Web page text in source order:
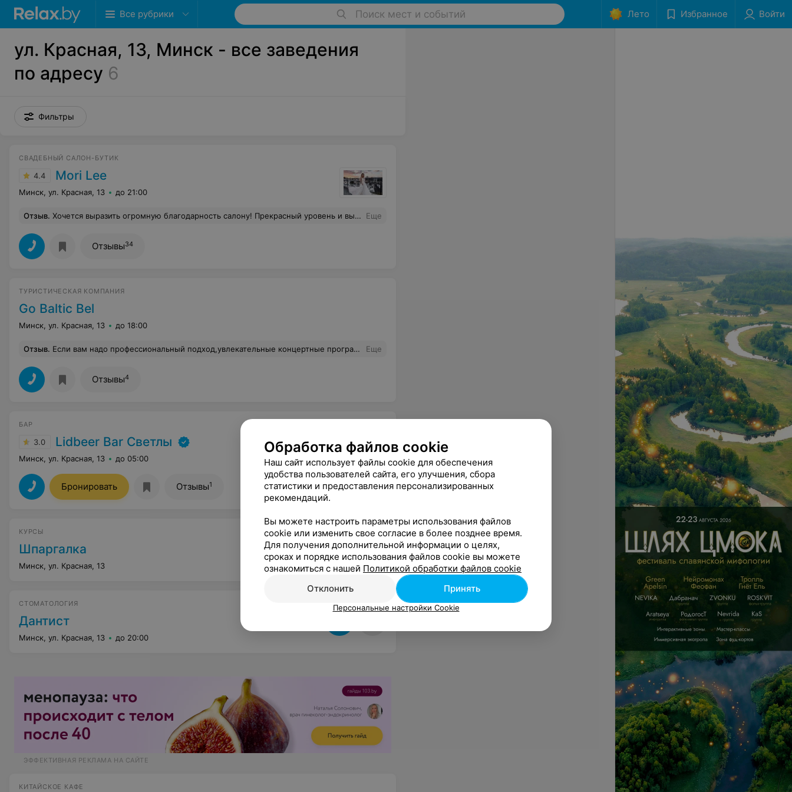
Все рубрики Поиск мест и событий Лето Избранное Войти
ул. Красная, 13, Минск - все заведения
по адресу 6
Фильтры
СВАДЕБНЫЙ САЛОН-БУТИК
4.4 Mori Lee
Минск, ул. Красная, 13 до 21:00
Отзыв. Хочется выразить огромную благодарность салону! Прекрасный уровень и выбор платьев, обслуживания, подгонки и подбора аксессуаров к образу. Сложно было определиться среди такого количества салонов и нарядов. Но рекомендация подруги, которая тоже брала у вас платье, была очень кстати. Я очень довольна, что осталась у вас! Спасибо! А мое платье просто произвело фурор среди родных) Еще
Отзывы34
ТУРИСТИЧЕСКАЯ КОМПАНИЯ
Go Baltic Bel
Минск, ул. Красная, 13 до 18:00
Отзыв. Если вам надо профессиональный подход,увлекательные концертные программы,то вы обратились по адресу!! Здесь всё организовывается на высшем уровне! Еще
Отзывы4
БАР
3.0 Lidbeer Bar Светлы
Минск, ул. Красная, 13 до 05:00
Бронировать Отзывы1
КУРСЫ
Шпаргалка
Минск, ул. Красная, 13
СТОМАТОЛОГИЯ
Дантист
Минск, ул. Красная, 13 до 20:00
ЭФФЕКТИВНАЯ РЕКЛАМА НА САЙТЕ
КИТАЙСКОЕ КАФЕ
Обработка файлов cookie
Наш сайт использует файлы cookie для обеспечения
удобства пользователей сайта, его улучшения, сбора
статистики и предоставления персонализированных
рекомендаций.
Вы можете настроить параметры использования файлов
cookie или изменить свое согласие в более позднее время.
Для получения дополнительной информации о целях,
сроках и порядке использования файлов cookie вы можете
ознакомиться с нашей Политикой обработки файлов cookie
Отклонить
Принять
Персональные настройки Cookie